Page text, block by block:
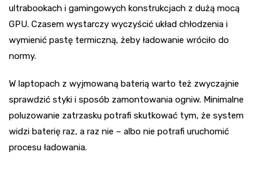
ultrabookach i gamingowych konstrukcjach z dużą mocą
GPU. Czasem wystarczy wyczyścić układ chłodzenia i
wymienić pastę termiczną, żeby ładowanie wróciło do
normy.
W laptopach z wyjmowaną baterią warto też zwyczajnie
sprawdzić styki i sposób zamontowania ogniw. Minimalne
poluzowanie zatrzasku potrafi skutkować tym, że system
widzi baterię raz, a raz nie – albo nie potrafi uruchomić
procesu ładowania.